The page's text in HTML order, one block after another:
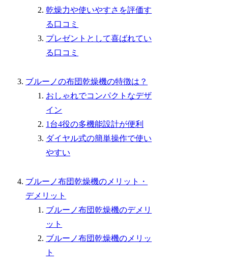
乾燥力や使いやすさを評価す
る口コミ
プレゼントとして喜ばれてい
る口コミ
ブルーノの布団乾燥機の特徴は？
おしゃれでコンパクトなデザ
イン
1台4役の多機能設計が便利
ダイヤル式の簡単操作で使い
やすい
ブルーノ布団乾燥機のメリット・
デメリット
ブルーノ布団乾燥機のデメリ
ット
ブルーノ布団乾燥機のメリッ
ト